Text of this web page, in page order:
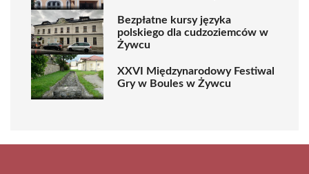
Bezpłatne kursy języka
polskiego dla cudzoziemców w
Żywcu
XXVI Międzynarodowy Festiwal
Gry w Boules w Żywcu